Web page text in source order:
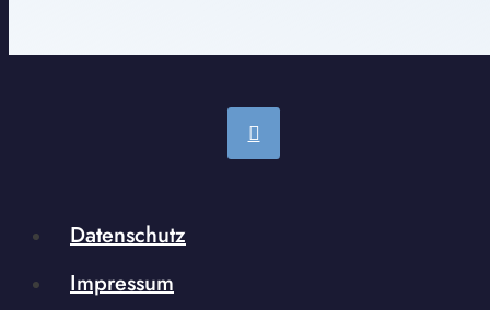
Datenschutz
Impressum